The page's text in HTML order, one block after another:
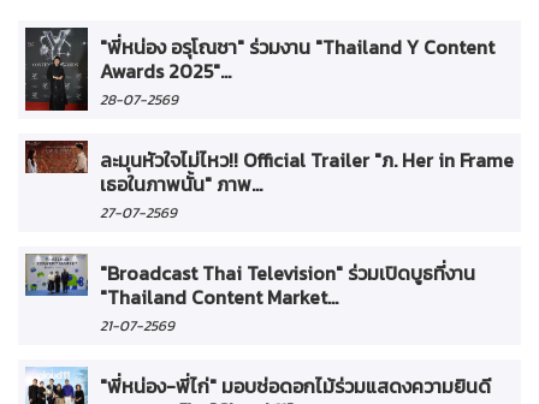
"พี่หน่อง อรุโณชา" ร่วมงาน "Thailand Y Content
Awards 2025"...
28-07-2569
ละมุนหัวใจไม่ไหว!! Official Trailer "ภ. Her in Frame
เธอในภาพนั้น" ภาพ...
27-07-2569
"Broadcast Thai Television" ร่วมเปิดบูธที่งาน
"Thailand Content Market...
21-07-2569
"พี่หน่อง-พี่ไก่" มอบช่อดอกไม้ร่วมแสดงความยินดี